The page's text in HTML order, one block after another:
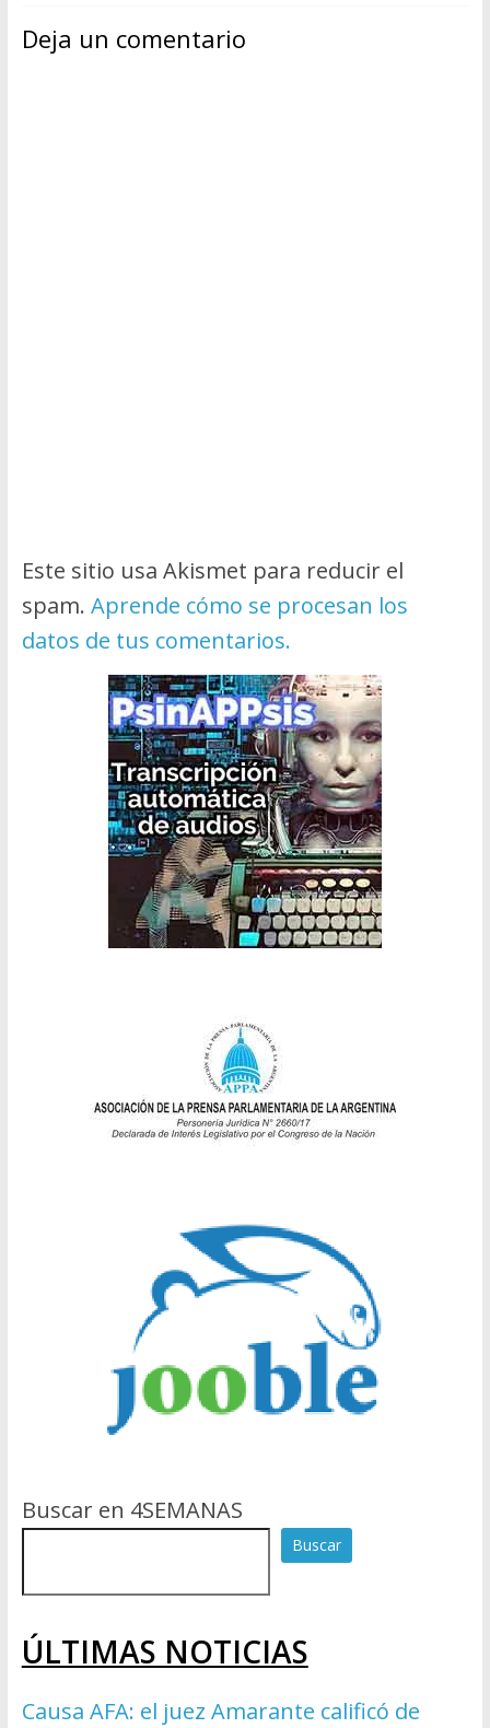
Deja un comentario
Este sitio usa Akismet para reducir el
spam. Aprende cómo se procesan los
datos de tus comentarios.
Buscar en 4SEMANAS
Buscar
ÚLTIMAS NOTICIAS
Causa AFA: el juez Amarante calificó de